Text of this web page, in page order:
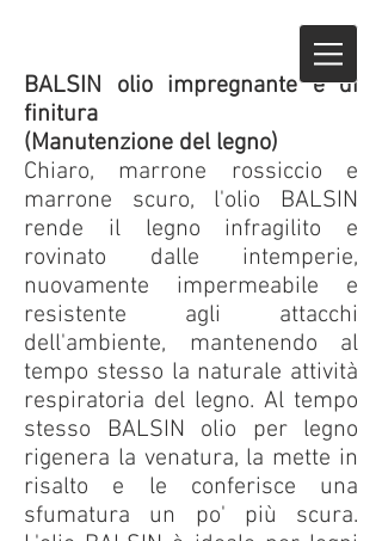
BALSIN olio impregnante e di
finitura
(Manutenzione del legno)
Chiaro, marrone rossiccio e
marrone scuro, l'olio BALSIN
rende il legno infragilito e
rovinato dalle intemperie,
nuovamente impermeabile e
resistente agli attacchi
dell'ambiente, mantenendo al
tempo stesso la naturale attività
respiratoria del legno. Al tempo
stesso BALSIN olio per legno
rigenera la venatura, la mette in
risalto e le conferisce una
sfumatura un po' più scura.